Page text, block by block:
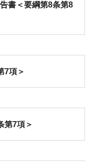
書＜要綱第8条第8
7項＞
第7項＞